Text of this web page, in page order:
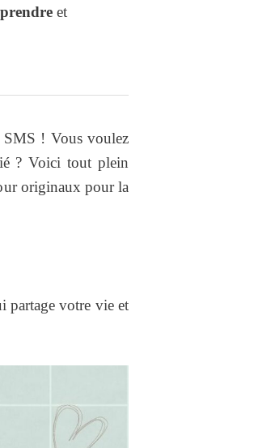
et
SMS ! Vous voulez
? Voici tout plein
originaux pour la
partage votre vie et